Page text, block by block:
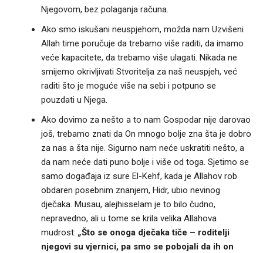
Njegovom, bez polaganja računa.
Ako smo iskušani neuspjehom, možda nam Uzvišeni
Allah time poručuje da trebamo više raditi, da imamo
veće kapacitete, da trebamo više ulagati. Nikada ne
smijemo okrivljivati Stvoritelja za naš neuspjeh, već
raditi što je moguće više na sebi i potpuno se
pouzdati u Njega.
Ako dovimo za nešto a to nam Gospodar nije darovao
još, trebamo znati da On mnogo bolje zna šta je dobro
za nas a šta nije. Sigurno nam neće uskratiti nešto, a
da nam neće dati puno bolje i više od toga. Sjetimo se
samo događaja iz sure El-Kehf, kada je Allahov rob
obdaren posebnim znanjem, Hidr, ubio nevinog
dječaka. Musau, alejhisselam je to bilo čudno,
nepravedno, ali u tome se krila velika Allahova
mudrost: „Što se onoga dječaka tiče – roditelji
njegovi su vjernici, pa smo se pobojali da ih on